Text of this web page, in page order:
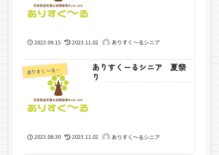
2023.09.15 2023.11.02 ありすく～るシニア
あ
りすく～るシニア
ありすくーるシニア 夏祭
り
2023.08.30 2023.11.02 ありすく～るシニア